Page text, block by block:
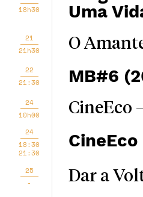
18h30
Uma
21
21h30
O
22
21:30
MB#6
24
10h00
CineEco
24
18:30
21:30
CineEco
25
-
Dar a